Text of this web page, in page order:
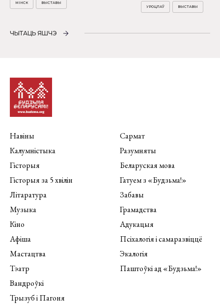
МІНСК ВЫСТАВЫ
УРОЦЛАЎ ВЫСТАВЫ
ЧЫТАЦЬ ЯШЧЭ
Навіны
Калумністыка
Гісторыя
Гісторыя за 5 хвілін
Літаратура
Музыка
Кіно
Афіша
Мастацтва
Тэатр
Вандроўкі
Трызуб і Пагоня
Сармат
Разумняты
Беларуская мова
Гатуем з «Будзьма!»
Забавы
Грамадства
Адукацыя
Псіхалогія і самаразвіццё
Экалогія
Паштоўкі ад «Будзьма!»